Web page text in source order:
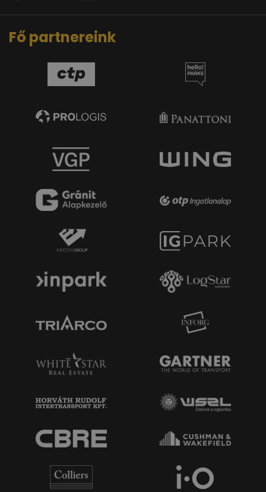
Fő partnereink